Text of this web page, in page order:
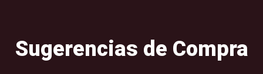
Sugerencias de Compra